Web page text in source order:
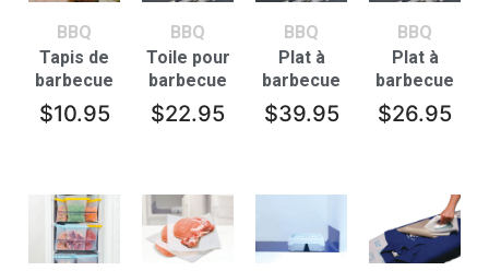
BBQ
Tapis de
barbecue
$10.95
BBQ
Toile pour
barbecue
$22.95
BBQ
Plat à
barbecue
– Grand
$39.95
BBQ
Plat à
barbecue
– Petit
$26.95